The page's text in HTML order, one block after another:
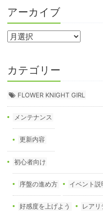
アーカイブ
カテゴリー
FLOWER KNIGHT GIRL
メンテナンス
更新内容
初心者向け
序盤の進め方 イベント説
好感度を上げよう レア